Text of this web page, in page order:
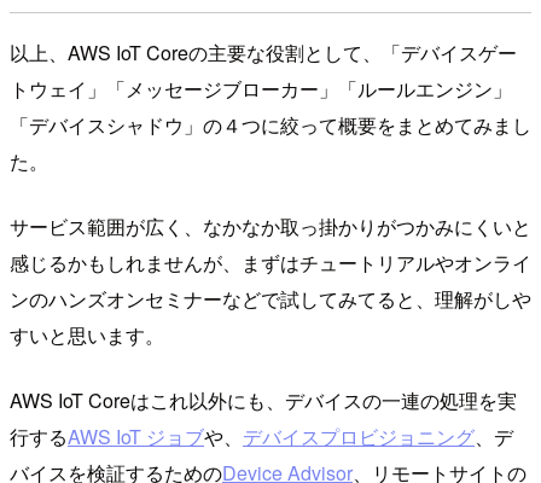
以上、AWS IoT Coreの主要な役割として、「デバイスゲー
トウェイ」「メッセージブローカー」「ルールエンジン」
「デバイスシャドウ」の４つに絞って概要をまとめてみまし
た。
サービス範囲が広く、なかなか取っ掛かりがつかみにくいと
感じるかもしれませんが、まずはチュートリアルやオンライ
ンのハンズオンセミナーなどで試してみてると、理解がしや
すいと思います。
AWS IoT Coreはこれ以外にも、デバイスの一連の処理を実
行するAWS IoT ジョブや、 デバイスプロビジョニング、デ
バイスを検証するためのDevice Advisor、リモートサイトの